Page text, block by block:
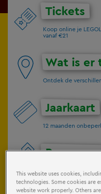
Tickets
Koop online je
vanaf €21
Wat is er
Ontdek de
Jaarkaart
12 maanden
Reserveer
Miljoenen LEGO steentjes
This website uses cookies,
technologies. Some cookies are
website work properly. Others